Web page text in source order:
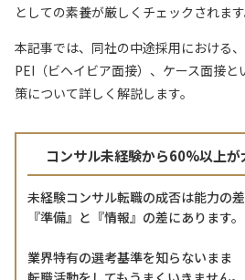
としての素養が厳しくチェックされます
本記事では、同社の中途採用における
PEI（ビヘイビア面接）、ケース面接
策について詳しく解説します。
コンサル未経験から60%以上
未経験コンサル転職の成否は能力の
『準備』と『情報』の差にあります。
業界特有の選考基準を知らないまま